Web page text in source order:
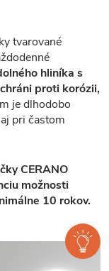
tvarované
hliníka s
proti korózii,
je dlhodobo
pri častom
CERANO
možnosti
10 rokov.